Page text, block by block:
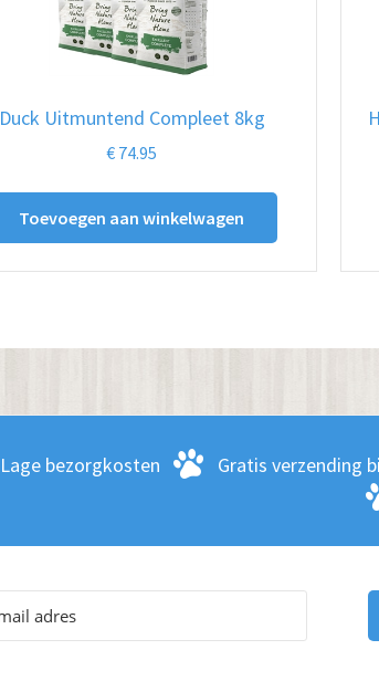
Duck Uitmuntend Compleet 8kg
€ 74.95
Toevoegen aan winkelwagen
Lage bezorgkosten
Gratis verzending